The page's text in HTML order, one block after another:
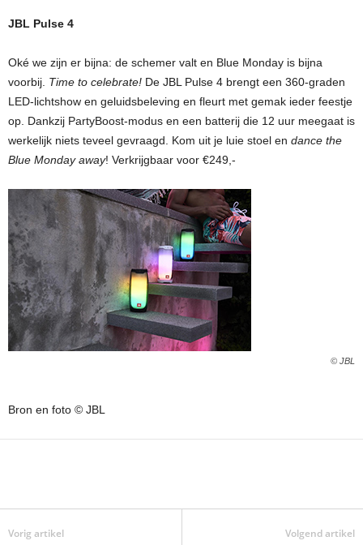
JBL Pulse 4
Oké we zijn er bijna: de schemer valt en Blue Monday is bijna
voorbij. Time to celebrate! De JBL Pulse 4 brengt een 360-graden
LED-lichtshow en geluidsbeleving en fleurt met gemak ieder feestje
op. Dankzij PartyBoost-modus en een batterij die 12 uur meegaat is
werkelijk niets teveel gevraagd. Kom uit je luie stoel en dance the
Blue Monday away! Verkrijgbaar voor €249,-
© JBL
Bron en foto © JBL
Vorig artikel Volgend artikel